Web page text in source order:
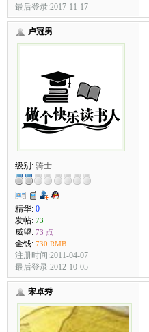
最后登录:2017-11-17
卢冠男
级别: 骑士
精华: 0
发帖: 73
威望: 73 点
金钱: 730 RMB
注册时间:2011-04-07
最后登录:2012-10-05
宋卓秀